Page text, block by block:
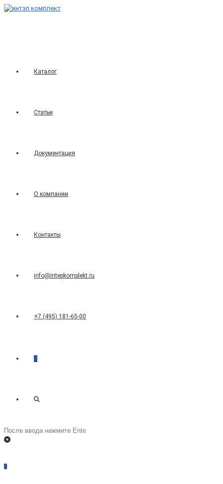
Перейти
Каталог
Статьи
Документация
О компании
Контакты
info@intepkomplekt.ru
+7 (495) 181-65-00
0
Переключить
Поиск
на
0